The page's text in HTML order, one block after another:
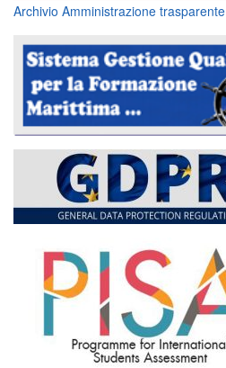
Archivio Amministrazione trasparente